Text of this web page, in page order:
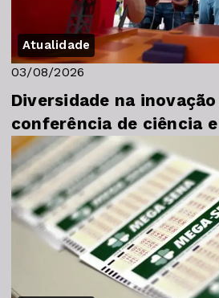
Atualidade
03/08/2026
Diversidade na
conferência de ciência